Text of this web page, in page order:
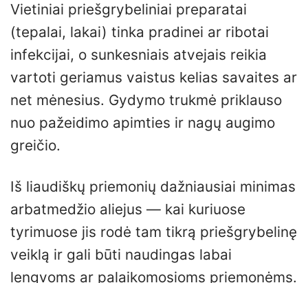
Vietiniai priešgrybeliniai preparatai
(tepalai, lakai) tinka pradinei ar ribotai
infekcijai, o sunkesniais atvejais reikia
vartoti geriamus vaistus kelias savaites ar
net mėnesius. Gydymo trukmė priklauso
nuo pažeidimo apimties ir nagų augimo
greičio.
Iš liaudiškų priemonių dažniausiai minimas
arbatmedžio aliejus — kai kuriuose
tyrimuose jis rodė tam tikrą priešgrybelinę
veiklą ir gali būti naudingas labai
lengvoms ar palaikomosioms priemonėms.